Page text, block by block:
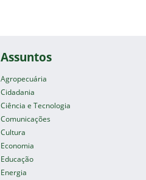
Assuntos
Agropecuária
Cidadania
Ciência e Tecnologia
Comunicações
Cultura
Economia
Educação
Energia